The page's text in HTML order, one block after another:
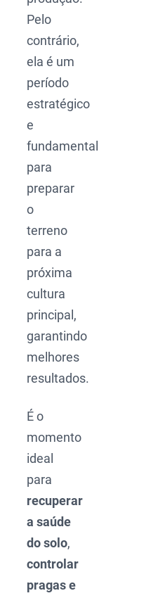
Pelo
contrário,
ela é um
período
estratégico
e
fundamental
para
preparar
o
terreno
para a
próxima
cultura
principal,
garantindo
melhores
resultados.
É o
momento
ideal
para
recuperar
a saúde
do solo,
controlar
pragas e